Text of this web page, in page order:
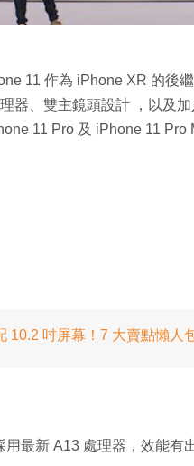
11 作為 iPhone XR 的後
器、雙主鏡頭設計 ，以及加
11 Pro 及 iPhone 11 Pro
10.2 吋屏幕！7 大賣點懶人
最新 A13 處理器，效能有